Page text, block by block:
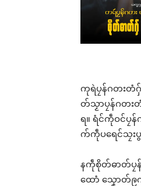
ကုရဲပၠန်ဂတးတံ
တ်သၟာပၠန်ဂတး
ရ။ ရံင်ကဵုဝင်ပၠန်
က်ကဵုပရေင်သၠး
နကဵုစိုတ်ဓာတ်ပၠန်
ထောံ သၞောတ်